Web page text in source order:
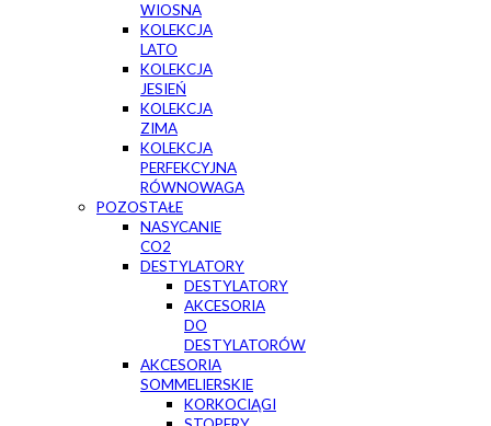
WIOSNA
KOLEKCJA
LATO
KOLEKCJA
JESIEŃ
KOLEKCJA
ZIMA
KOLEKCJA
PERFEKCYJNA
RÓWNOWAGA
POZOSTAŁE
NASYCANIE
CO2
DESTYLATORY
DESTYLATORY
AKCESORIA
DO
DESTYLATORÓW
AKCESORIA
SOMMELIERSKIE
KORKOCIĄGI